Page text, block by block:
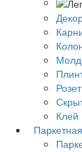
Клей